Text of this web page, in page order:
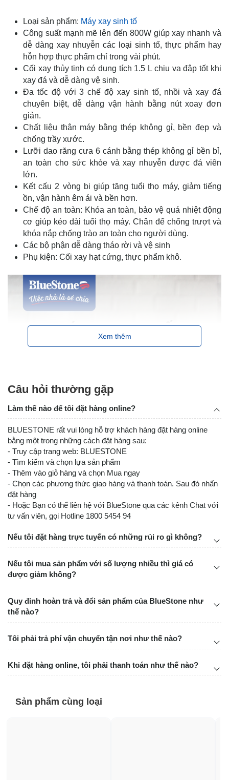
Loại sản phẩm: Máy xay sinh tố
Công suất mạnh mẽ lên đến 800W giúp xay nhanh và
dễ dàng xay nhuyễn các loại sinh tố, thực phẩm hay
hỗn hợp thực phẩm chỉ trong vài phút.
Cối xay thủy tinh có dung tích 1.5 L chịu va đập tốt khi
xay đá và dễ dàng vệ sinh.
Đa tốc độ với 3 chế độ xay sinh tố, nhồi và xay đá
chuyên biệt, dễ dàng vận hành bằng nút xoay đơn
giản.
Chất liệu thân máy bằng thép không gỉ, bền đẹp và
chống trầy xước.
Lưỡi dao răng cưa 6 cánh bằng thép không gỉ bền bỉ,
an toàn cho sức khỏe và xay nhuyễn được đá viên
lớn.
Kết cấu 2 vòng bi giúp tăng tuổi thọ máy, giảm tiếng
ồn, vận hành êm ái và bền hơn.
Chế độ an toàn: Khóa an toàn, bảo vệ quá nhiệt động
cơ giúp kéo dài tuổi thọ máy. Chân đế chống trượt và
khóa nắp chống trào an toàn cho người dùng.
Các bộ phận dễ dàng tháo rời và vệ sinh
Phụ kiện: Cối xay hạt cứng, thực phẩm khô.
Xem thêm
Câu hỏi thường gặp
Làm thế nào để tôi đặt hàng online?
BLUESTONE rất vui lòng hỗ trợ khách hàng đặt hàng online
bằng một trong những cách đặt hàng sau:
- Truy cập trang web: BLUESTONE
- Tìm kiếm và chọn lựa sản phẩm
- Thêm vào giỏ hàng và chọn Mua ngay
- Chọn các phương thức giao hàng và thanh toán. Sau đó nhấn
đặt hàng
- Hoặc Bạn có thể liên hệ với BlueStone qua các kênh Chat với
tư vấn viên, gọi Hotline 1800 5454 94
Nếu tôi đặt hàng trực tuyến có những rủi ro gì không?
Nếu tôi mua sản phẩm với số lượng nhiều thì giá có
được giảm không?
Quy đinh hoàn trả và đổi sản phẩm của BlueStone như
thế nào?
Tôi phải trả phí vận chuyển tận nơi như thế nào?
Khi đặt hàng online, tôi phải thanh toán như thế nào?
Sản phẩm cùng loại